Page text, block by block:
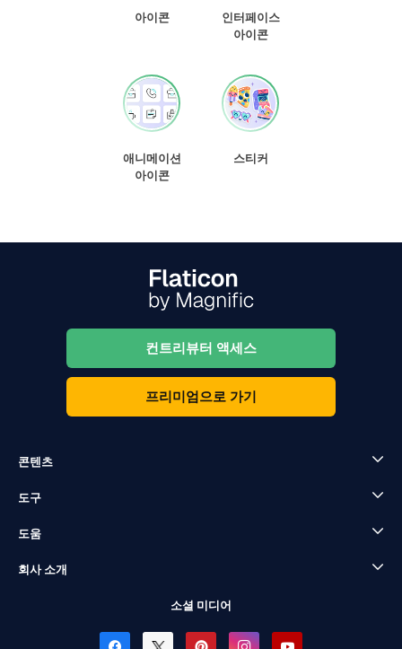
아이콘
인터페이스
아이콘
애니메이션
아이콘
스티커
컨트리뷰터 액세스
프리미엄으로 가기
콘텐츠
도구
도움
회사 소개
소셜 미디어